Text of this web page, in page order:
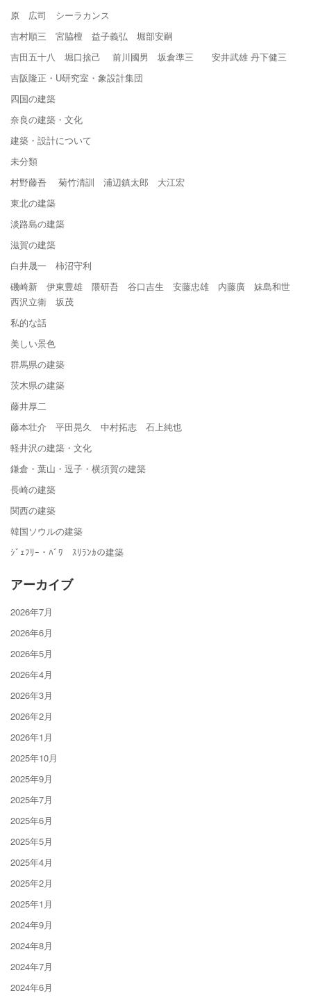
原 広司 シーラカンス
吉村順三 宮脇檀 益子義弘 堀部安嗣
吉田五十八 堀口捨己 前川國男 坂倉準三 安井武雄 丹下健三
吉阪隆正・U研究室・象設計集団
四国の建築
奈良の建築・文化
建築・設計について
未分類
村野藤吾 菊竹清訓 浦辺鎮太郎 大江宏
東北の建築
淡路島の建築
滋賀の建築
白井晟一 柿沼守利
磯崎新 伊東豊雄 隈研吾 谷口吉生 安藤忠雄 内藤廣 妹島和世
西沢立衛 坂茂
私的な話
美しい景色
群馬県の建築
茨木県の建築
藤井厚二
藤本壮介 平田晃久 中村拓志 石上純也
軽井沢の建築・文化
鎌倉・葉山・逗子・横須賀の建築
長崎の建築
関西の建築
韓国ソウルの建築
ｼﾞｪﾌﾘｰ・ﾊﾞﾜ ｽﾘﾗﾝｶの建築
アーカイブ
2026年7月
2026年6月
2026年5月
2026年4月
2026年3月
2026年2月
2026年1月
2025年10月
2025年9月
2025年7月
2025年6月
2025年5月
2025年4月
2025年2月
2025年1月
2024年9月
2024年8月
2024年7月
2024年6月